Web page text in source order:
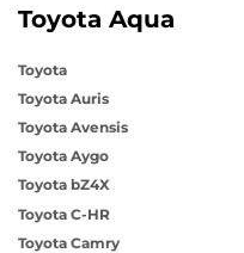
Toyota Aqua
Toyota
Toyota Auris
Toyota Avensis
Toyota Aygo
Toyota bZ4X
Toyota C-HR
Toyota Camry